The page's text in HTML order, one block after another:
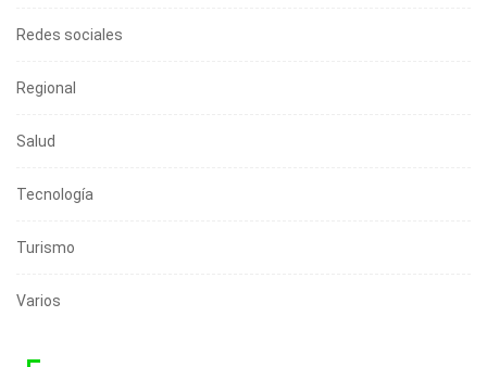
Redes sociales
Regional
Salud
Tecnología
Turismo
Varios